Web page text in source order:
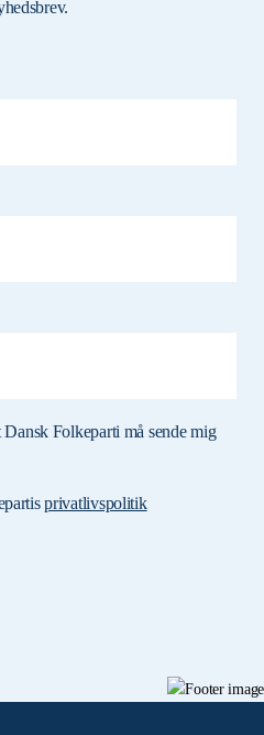
Folkeparti må sende mig
privatlivspolitik